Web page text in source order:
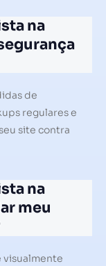
na
de
regulares e
site contra
na
meu
visualmente